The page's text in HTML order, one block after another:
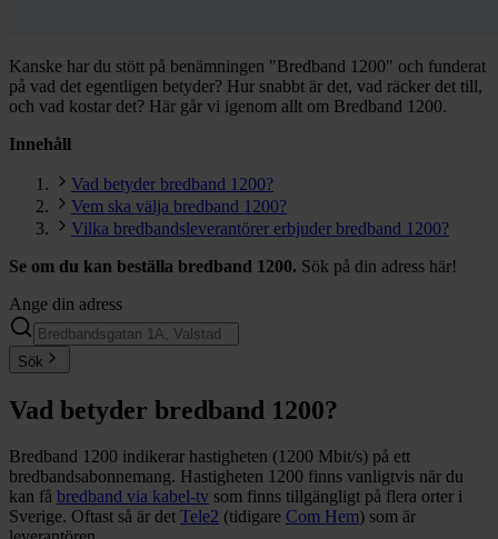
Kanske har du stött på benämningen "Bredband 1200" och funderat
på vad det egentligen betyder? Hur snabbt är det, vad räcker det till,
och vad kostar det? Här går vi igenom allt om Bredband 1200.
Innehåll
Vad betyder bredband 1200?
Vem ska välja bredband 1200?
Vilka bredbandsleverantörer erbjuder bredband 1200?
Se om du kan beställa bredband 1200. Sök på din adress här!
Ange din adress
Sök
Vad betyder bredband 1200?
Bredband 1200 indikerar hastigheten (1200 Mbit/s) på ett
bredbandsabonnemang. Hastigheten 1200 finns vanligtvis när du
kan få bredband via kabel-tv som finns tillgängligt på flera orter i
Sverige. Oftast så är det Tele2 (tidigare Com Hem) som är